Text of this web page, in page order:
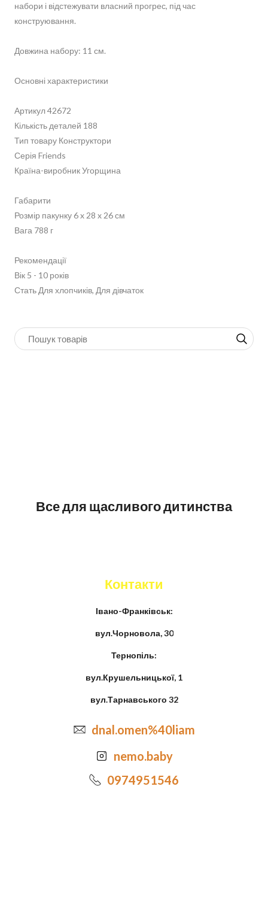
набори і відстежувати власний прогрес, під час
конструювання.
Довжина набору: 11 см.
Основні характеристики
Артикул 42672
Кількість деталей 188
Тип товару Конструктори
Серія Friends
Країна-виробник Угорщина
Габарити
Розмір пакунку 6 x 28 x 26 см
Вага 788 г
Рекомендації
Вік 5 - 10 років
Стать Для хлопчиків, Для дівчаток
Все для щасливого дитинства
Контакти
Івано-Франківськ:
вул.Чорновола, 30
Тернопіль:
вул.Крушельницької, 1
вул.Тарнавського 32
dnal.omen%40liam
nemo.baby
0974951546